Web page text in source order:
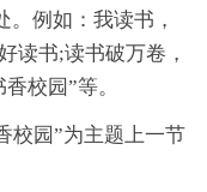
例如：我读书，
读书;读书破万卷，
校园”等。
校园”为主题上一节